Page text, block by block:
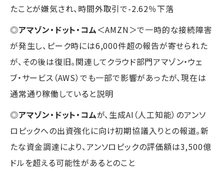
たことが嫌気され、時間外取引で-2.62％下落
◎アマゾン・ドット・コム＜AMZN＞で一時的な接続障害
が発生し、ピーク時には6,000件超の報告が寄せられた
が、その後は復旧。関連してクラウド部門アマゾン・ウェ
ブ・サービス（AWS）でも一部で影響があったが、現在は
通常通り稼働していると説明
◎アマゾン・ドット・コムが、生成AI（人工知能）のアンソ
ロピックへの出資強化に向け初期協議入りとの報道。新
たな資金調達により、アンソロピックの評価額は3,500億
ドルを超える可能性があるとのこと